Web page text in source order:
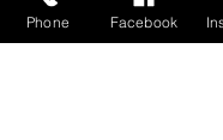
す。商品ごとに寸法は
すのでサイズ詳細をお
Phone Facebook